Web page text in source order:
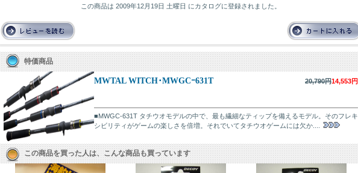
この商品は 2009年12月19日 土曜日 にカタログに登録されました。
特価商品
MWTAL WITCH･MWGCｰ631T 20,790円14,553円
■MWGC-631T タチウオモデルの中で、最も繊細なティップを備えるモデル。そのフレキ
シビリティがゲームの楽しさを倍増。それでいてタチウオゲームには欠か....
この商品を買った人は、こんな商品も買っています